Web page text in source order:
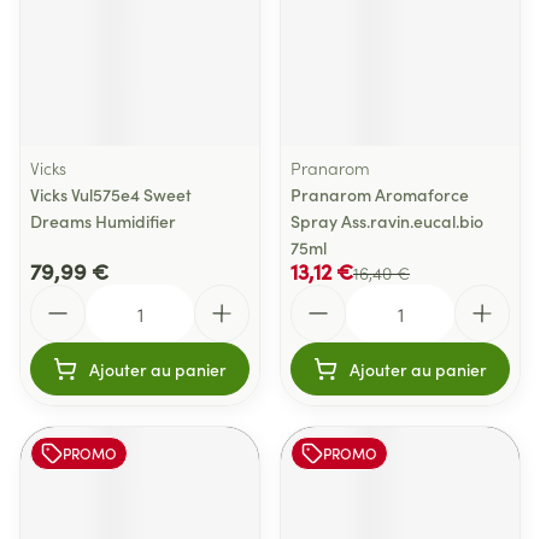
Vicks
Vicks Vul575e4 Sweet
Dreams Humidifier
79,99 €
Ajouter au panier
Pranarom
Pranarom Aromaforce
Spray Ass.ravin.eucal.bio
75ml
16,40 €
13,12 €
Ajouter au panier
PROMO PROMO